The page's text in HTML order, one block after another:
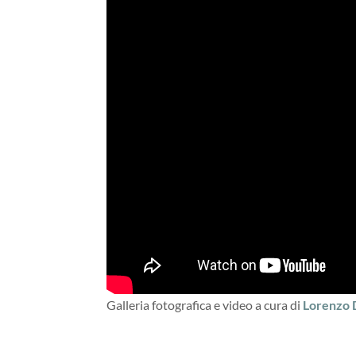
Galleria fotografica e video a cura di Lorenzo